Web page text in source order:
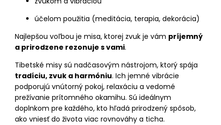
účelom použitia (meditácia, terapia, dekorácia)
Najlepšou voľbou je misa, ktorej zvuk je vám príjemný
a prirodzene rezonuje s vami.
Tibetské misy sú nadčasovým nástrojom, ktorý spája
tradíciu, zvuk a harmóniu. Ich jemné vibrácie
podporujú vnútorný pokoj, relaxáciu a vedomé
prežívanie prítomného okamihu. Sú ideálnym
doplnkom pre každého, kto hľadá prirodzený spôsob,
ako vniesť do života viac rovnováhy a ticha.